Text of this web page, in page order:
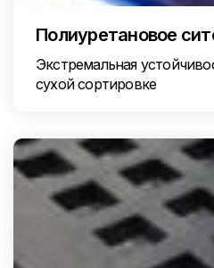
Полиуретановое
Экстремальная
сухой сортировке